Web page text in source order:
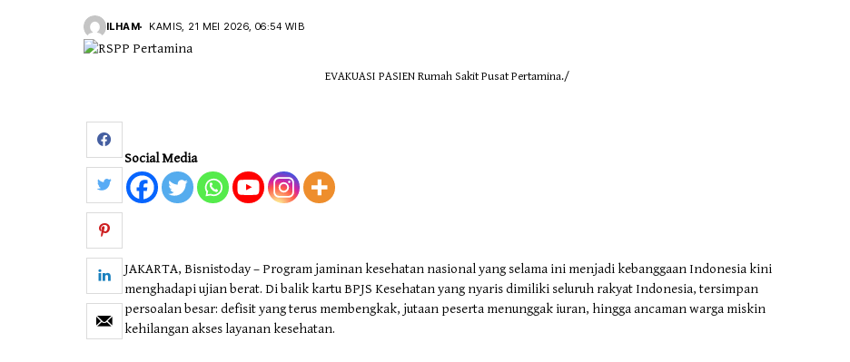
Otomotif & Tekno
ILHAM KAMIS, 21 MEI 2026, 06:54 WIB
EVAKUASI PASIEN Rumah Sakit Pusat Pertamina./
Social Media
JAKARTA, Bisnistoday – Program jaminan kesehatan nasional yang selama ini menjadi kebanggaan Indonesia kini
menghadapi ujian berat. Di balik kartu BPJS Kesehatan yang nyaris dimiliki seluruh rakyat Indonesia, tersimpan
persoalan besar: defisit yang terus membengkak, jutaan peserta menunggak iuran, hingga ancaman warga miskin
kehilangan akses layanan kesehatan.